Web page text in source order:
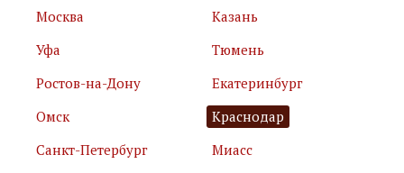
Я принимаю
условия использования сайта
Я соглашаюсь сполитикой обработки персональных
Москва
Казань
Уфа
Тюмень
Ростов-на-Дону
Екатеринбург
Омск
Краснодар
Санкт-Петербург
Миасс